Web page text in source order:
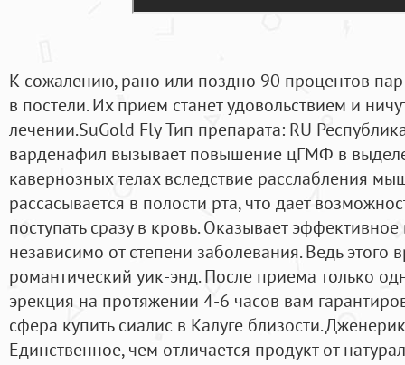
К сожалению, рано или поздно 90 процентов
в постели. Их прием станет удовольствием и
лечении.SuGold Fly Тип препарата: RU
варденафил вызывает повышение цГМФ в
кавернозных телах вследствие расслабления
рассасывается в полости рта, что дает
поступать сразу в кровь. Оказывает
независимо от степени заболевания. Ведь этого
романтический уик-энд. После приема только
эрекция на протяжении 4-6 часов вам
сфера купить сиалис в Калуге близости.
Единственное, чем отличается продукт от